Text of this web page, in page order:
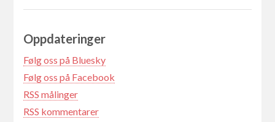
Oppdateringer
Følg oss på Bluesky
Følg oss på Facebook
RSS målinger
RSS kommentarer